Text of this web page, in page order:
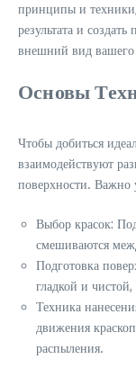
принципы и
результата и
внешний вид вашего
Основы
Чтобы добиться
взаимодействуют
поверхности. Важно
Выбор красок:
смешиваются
Подготовка
гладкой и
Техника
движения
распыления.